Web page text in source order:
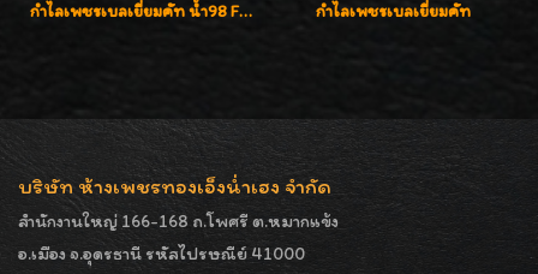
กำไลเพชรเบลเยี่ยมคัท น้ำ98 F-Color/VVS น้ำหนักเพชรรวม 3.00 กะรัต สวยไม่ซ้ำใครค่ะ กำไลเพชรเบลเยี่ยมคัท
บริษัท ห้างเพชรทองเอ็งน่ำเฮง จำกัด
สำนักงานใหญ่ 166-168 ถ.โพศรี ต.หมากแข้ง
อ.เมือง จ.อุดรธานี รหัสไปรษณีย์ 41000